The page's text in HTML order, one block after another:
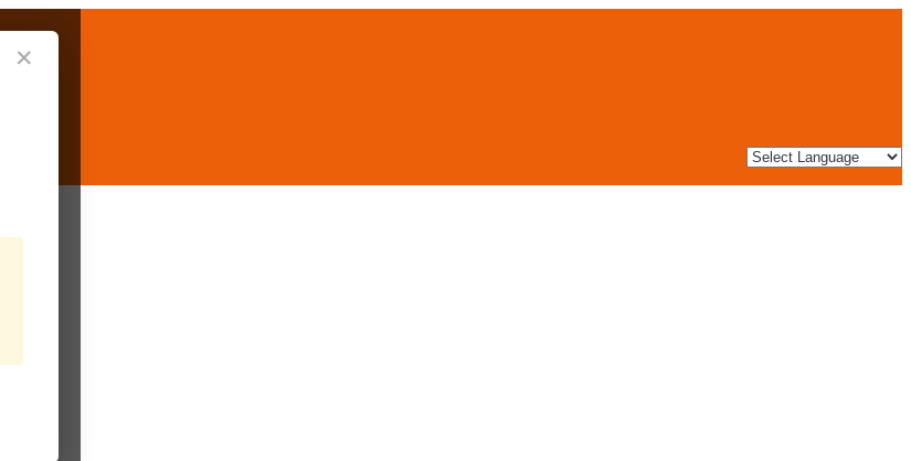
✕